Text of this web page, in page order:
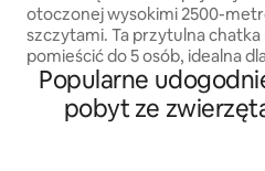
otoczonej wysokimi 2500-
szczytami. Ta przytulna chatka
pomieścić do 5 osób, idealna
lub małych grup szukających
przyrody. Latem możesz
niezliczonymi szlakami
Popularne
pobyt ze